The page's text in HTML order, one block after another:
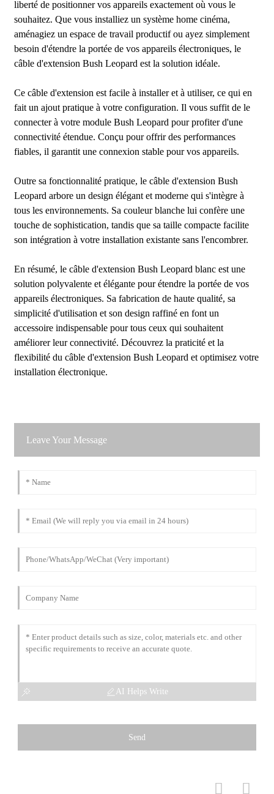
liberté de positionner vos appareils exactement où vous le
souhaitez. Que vous installiez un système home cinéma,
aménagiez un espace de travail productif ou ayez simplement
besoin d'étendre la portée de vos appareils électroniques, le
câble d'extension Bush Leopard est la solution idéale.
Ce câble d'extension est facile à installer et à utiliser, ce qui en
fait un ajout pratique à votre configuration. Il vous suffit de le
connecter à votre module Bush Leopard pour profiter d'une
connectivité étendue. Conçu pour offrir des performances
fiables, il garantit une connexion stable pour vos appareils.
Outre sa fonctionnalité pratique, le câble d'extension Bush
Leopard arbore un design élégant et moderne qui s'intègre à
tous les environnements. Sa couleur blanche lui confère une
touche de sophistication, tandis que sa taille compacte facilite
son intégration à votre installation existante sans l'encombrer.
En résumé, le câble d'extension Bush Leopard blanc est une
solution polyvalente et élégante pour étendre la portée de vos
appareils électroniques. Sa fabrication de haute qualité, sa
simplicité d'utilisation et son design raffiné en font un
accessoire indispensable pour tous ceux qui souhaitent
améliorer leur connectivité. Découvrez la praticité et la
flexibilité du câble d'extension Bush Leopard et optimisez votre
installation électronique.
Leave Your Message
AI Helps Write
Send